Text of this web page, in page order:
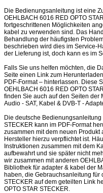
Die Bedienungsanleitung ist eine
OEHLBACH 6016 RED OPTO
fortgeschrittenen Möglichkeiten
kabel zu verwenden sind. Das
Behandlung der häufigsten
beschrieben wird dies im Service-
der Lieferung ist, doch kann es im
Falls Sie uns helfen möchten, die
Seite einen Link zum
PDF-Format – hinterlassen. Diese
OEHLBACH 6016 RED OPTO
finden Sie auch auf den Seiten der
Audio - SAT, Kabel & DVB-T -
Die deutsche
STECKER kann im PDF-Format
zusammen mit dem neuen
Hersteller hierzu verpflichtet ist.
Instruktionen zusammen mit dem
aufbewahrt und sie später nicht
wir zusammen mit anderen
Bibliothek für adapter & kabel der
haben, die Gebrauchsanleitung für
STECKER auf dem geteilten Link
OPTO STAR STECKER.